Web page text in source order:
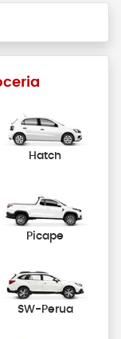
Hatch
Picape
SW-Perua